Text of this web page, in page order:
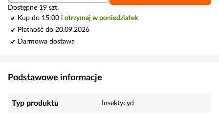
Dostępne 19 szt.
Kup do 15:00 i otrzymaj w poniedziałek
Płatność do 20.09.2026
Darmowa dostawa
Podstawowe informacje
Typ produktu Insektycyd